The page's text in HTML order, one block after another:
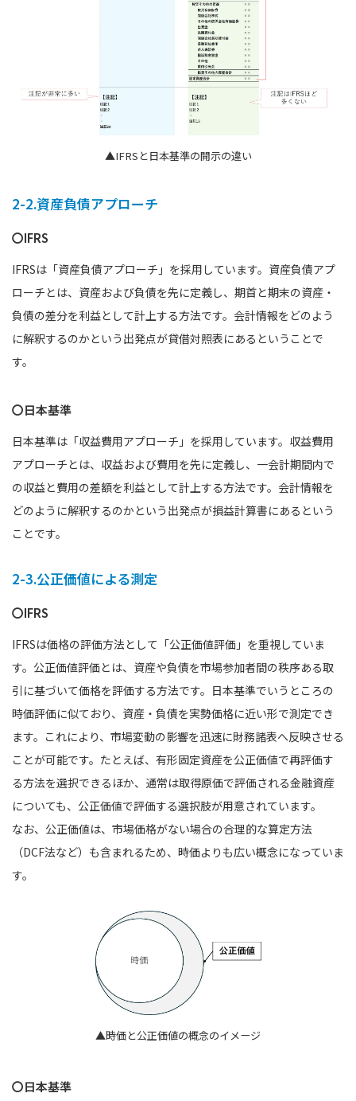
▲IFRSと日本基準の開示の違い
2-2.資産負債アプローチ
〇IFRS
IFRSは「資産負債アプローチ」を採用しています。資産負債アプ
ローチとは、資産および負債を先に定義し、期首と期末の資産・
負債の差分を利益として計上する方法です。会計情報をどのよう
に解釈するのかという出発点が貸借対照表にあるということで
す。
〇日本基準
日本基準は「収益費用アプローチ」を採用しています。収益費用
アプローチとは、収益および費用を先に定義し、一会計期間内で
の収益と費用の差額を利益として計上する方法です。会計情報を
どのように解釈するのかという出発点が損益計算書にあるという
ことです。
2-3.公正価値による測定
〇IFRS
IFRSは価格の評価方法として「公正価値評価」を重視していま
す。公正価値評価とは、資産や負債を市場参加者間の秩序ある取
引に基づいて価格を評価する方法です。日本基準でいうところの
時価評価に似ており、資産・負債を実勢価格に近い形で測定でき
ます。これにより、市場変動の影響を迅速に財務諸表へ反映させる
ことが可能です。たとえば、有形固定資産を公正価値で再評価す
る方法を選択できるほか、通常は取得原価で評価される金融資産
についても、公正価値で評価する選択肢が用意されています。
なお、公正価値は、市場価格がない場合の合理的な算定方法
（DCF法など）も含まれるため、時価よりも広い概念になっていま
す。
▲時価と公正価値の概念のイメージ
〇日本基準